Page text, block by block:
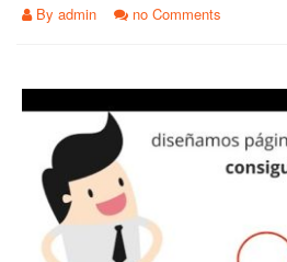
By admin no Comments